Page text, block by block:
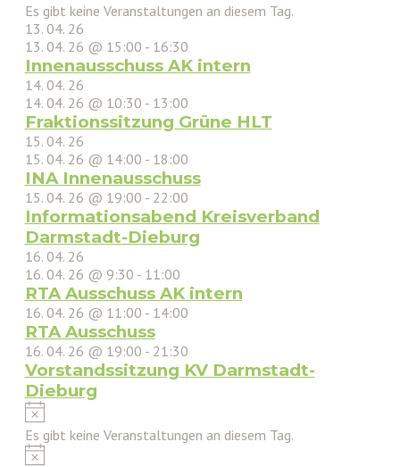
Es gibt keine Veranstaltungen an diesem Tag.
13. 04. 26
13. 04. 26 @ 15:00 - 16:30
Innenausschuss AK intern
14. 04. 26
14. 04. 26 @ 10:30 - 13:00
Fraktionssitzung Grüne HLT
15. 04. 26
15. 04. 26 @ 14:00 - 18:00
INA Innenausschuss
15. 04. 26 @ 19:00 - 22:00
Informationsabend Kreisverband
Darmstadt-Dieburg
16. 04. 26
16. 04. 26 @ 9:30 - 11:00
RTA Ausschuss AK intern
16. 04. 26 @ 11:00 - 14:00
RTA Ausschuss
16. 04. 26 @ 19:00 - 21:30
Vorstandssitzung KV Darmstadt-
Dieburg
Hinweis
Es gibt keine Veranstaltungen an diesem Tag.
Hinweis